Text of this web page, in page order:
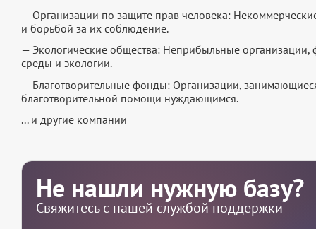
— Организации по защите прав человека:
и борьбой за их соблюдение.
— Экологические общества: Неприбыльные
среды и экологии.
— Благотворительные фонды: Организации,
благотворительной помощи нуждающимся.
... и другие компании
Не нашли нужную базу?
Свяжитесь с нашей службой поддержки